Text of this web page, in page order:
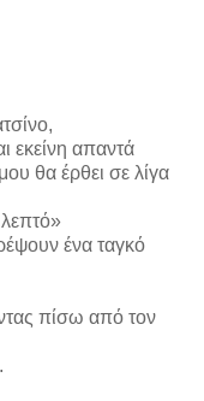
εκείνη απαντά
θα έρθει σε λίγα
ένα ταγκό
πίσω από τον